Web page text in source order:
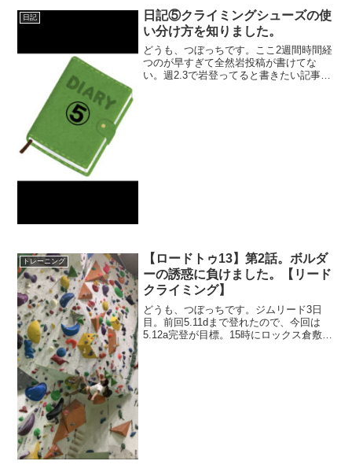
日記
日記⑤クライミングシューズの使
い分け方を知りました。
どうも、つぼっちです。ここ2週間時間経
つのが早すぎて全然岩投稿が書けてな
い。週2.3で岩登ってると書きたい記事が
トレーニング
【ロードトゥ13】第2話。ボルダ
ーの誘惑に負けました。【リード
クライミング】
どうも、つぼっちです。ジムリード3日
目。前回5.11dまで登れたので、今回は
5.12a完登が目標。15時にロックス倉敷に